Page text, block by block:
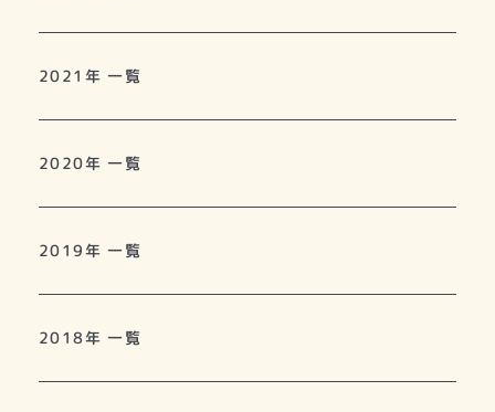
2021年 一覧
2020年 一覧
2019年 一覧
2018年 一覧